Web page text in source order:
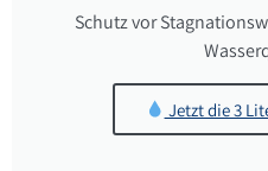
Schutz vor
Jetzt die 3